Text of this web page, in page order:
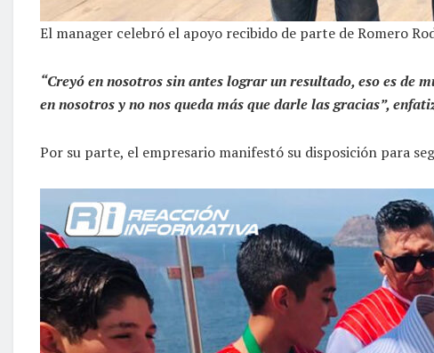
El manager celebró el apoyo recibido de parte de Romero
“Creyó en nosotros sin antes lograr un resultado, eso es de
en nosotros y no nos queda más que darle las gracias”,
Por su parte, el empresario manifestó su disposición para